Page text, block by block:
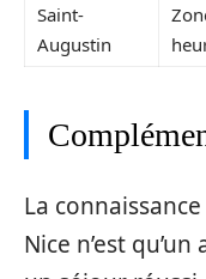
Saint-
Augustin
La
Nice n’est